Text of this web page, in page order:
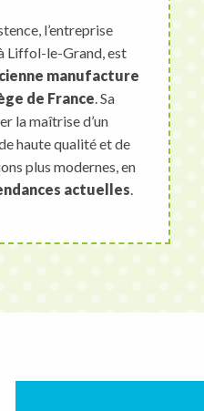
l’entreprise
Liffol-le-Grand, est
manufacture
de France. Sa
la maîtrise d’un
haute qualité et de
plus modernes, en
actuelles.